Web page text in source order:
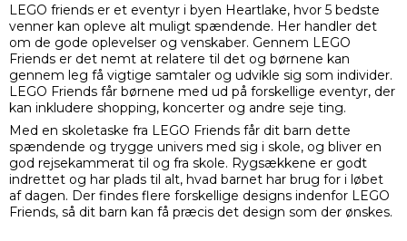
LEGO friends er et eventyr i byen Heartlake, hvor 5 bedste
venner kan opleve alt muligt spændende. Her handler det
om de gode oplevelser og venskaber. Gennem LEGO
Friends er det nemt at relatere til det og børnene kan
gennem leg få vigtige samtaler og udvikle sig som individer.
LEGO Friends får børnene med ud på forskellige eventyr, der
kan inkludere shopping, koncerter og andre seje ting.
Med en skoletaske fra LEGO Friends får dit barn dette
spændende og trygge univers med sig i skole, og bliver en
god rejsekammerat til og fra skole. Rygsækkene er godt
indrettet og har plads til alt, hvad barnet har brug for i løbet
af dagen. Der findes flere forskellige designs indenfor LEGO
Friends, så dit barn kan få præcis det design som der ønskes.